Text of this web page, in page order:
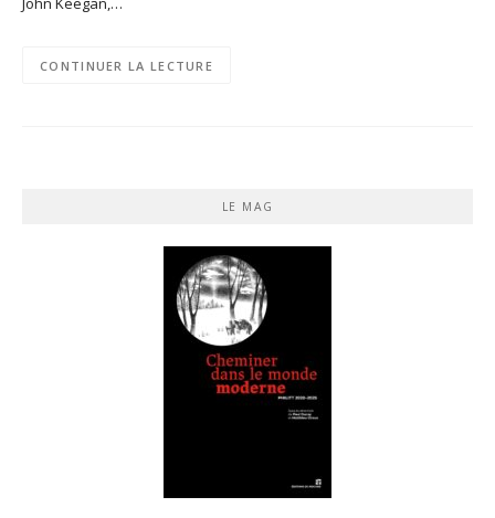
CONTINUER LA LECTURE
LE MAG